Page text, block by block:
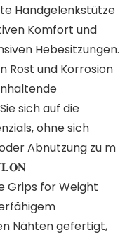
Handgelenkstütze
Komfort und
Hebesitzungen.
Rost und Korrosion
sich auf die
ohne sich
Abnutzung zu m
Grips for Weight
Nähten gefertigt,